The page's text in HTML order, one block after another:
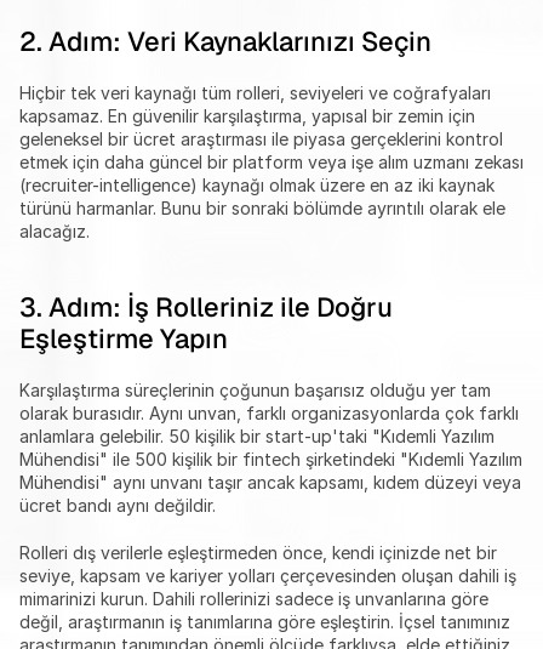
2. Adım: Veri Kaynaklarınızı Seçin
Hiçbir tek veri kaynağı tüm rolleri, seviyeleri ve coğrafyaları
kapsamaz. En güvenilir karşılaştırma, yapısal bir zemin için
geleneksel bir ücret araştırması ile piyasa gerçeklerini kontrol
etmek için daha güncel bir platform veya işe alım uzmanı zekası
(recruiter-intelligence) kaynağı olmak üzere en az iki kaynak
türünü harmanlar. Bunu bir sonraki bölümde ayrıntılı olarak ele
alacağız.
3. Adım: İş Rolleriniz ile Doğru
Eşleştirme Yapın
Karşılaştırma süreçlerinin çoğunun başarısız olduğu yer tam
olarak burasıdır. Aynı unvan, farklı organizasyonlarda çok farklı
anlamlara gelebilir. 50 kişilik bir start-up'taki "Kıdemli Yazılım
Mühendisi" ile 500 kişilik bir fintech şirketindeki "Kıdemli Yazılım
Mühendisi" aynı unvanı taşır ancak kapsamı, kıdem düzeyi veya
ücret bandı aynı değildir.
Rolleri dış verilerle eşleştirmeden önce, kendi içinizde net bir
seviye, kapsam ve kariyer yolları çerçevesinden oluşan dahili iş
mimarinizi kurun. Dahili rollerinizi sadece iş unvanlarına göre
değil, araştırmanın iş tanımlarına göre eşleştirin. İçsel tanımınız
araştırmanın tanımından önemli ölçüde farklıysa, elde ettiğiniz